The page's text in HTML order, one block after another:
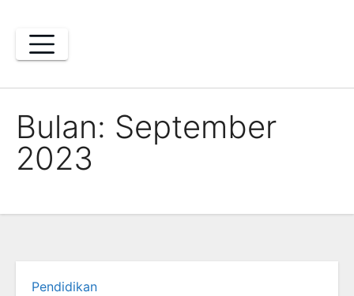
content
Bulan: September
2023
Pendidikan